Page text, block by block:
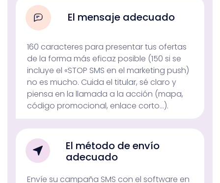
El mensaje adecuado
160 caracteres para presentar tus ofertas
de la forma más eficaz posible (150 si se
incluye el «STOP SMS en el marketing push)
no es mucho. Cuida el titular, sé claro y
piensa en la llamada a la acción (mapa,
código promocional, enlace corto…).
El método de envío
adecuado
Envíe su campaña SMS con el software en